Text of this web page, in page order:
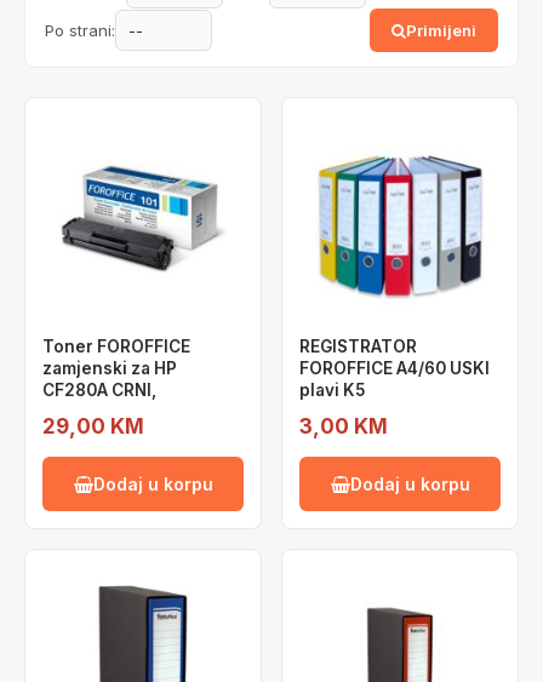
Po strani: Primijeni
Toner FOROFFICE
zamjenski za HP
CF280A CRNI,
29,00 KM
Dodaj u korpu
REGISTRATOR
FOROFFICE A4/60 USKI
plavi K5
3,00 KM
Dodaj u korpu